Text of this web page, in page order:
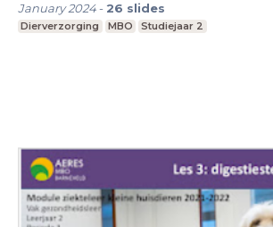
January 2024- 26 slides
Dierverzorging MBO Studiejaar 2